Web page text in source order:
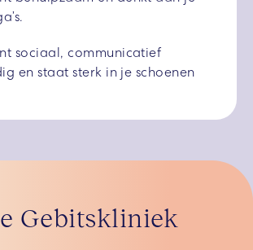
sociaal, communicatief
en staat sterk in je schoenen
Gebitskliniek